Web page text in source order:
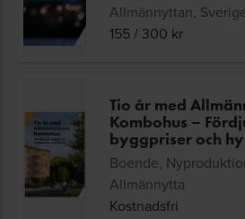
Allmännyttan,
155/ 300 kr
Tio år med
Kombohus –
byggpriser och
Boende,
Allmännytta
Kostnadsfri